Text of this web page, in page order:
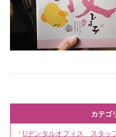
カテゴ
Uデンタルオフィス スタッ